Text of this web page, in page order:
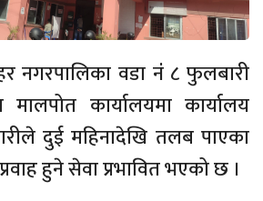
नगरपालिका वडा नंं ८ फुलबारी
कार्यालयमा कार्यालय
दुई महिनादेखि तलब पाएका
हुने सेवा प्रभावित भएको छ ।